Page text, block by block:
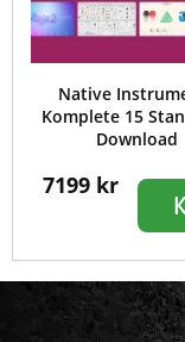
Native
Komplete 15
Download
7199 kr